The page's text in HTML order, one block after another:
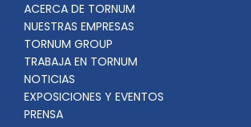
ACERCA DE TORNUM
NUESTRAS EMPRESAS
TORNUM GROUP
TRABAJA EN TORNUM
NOTICIAS
EXPOSICIONES Y EVENTOS
PRENSA